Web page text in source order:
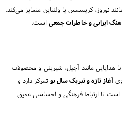
نوروز، کریسمس یا ولنتاین متمایز می‌کند.
ایرانی و خاطرات جمعی است.
هدایایی مانند آجیل، شیرینی و محصولات
آغاز تازه و تبریک سال نو تمرکز دارد و
است تا ارتباط فرهنگی و احساسی عمیق.